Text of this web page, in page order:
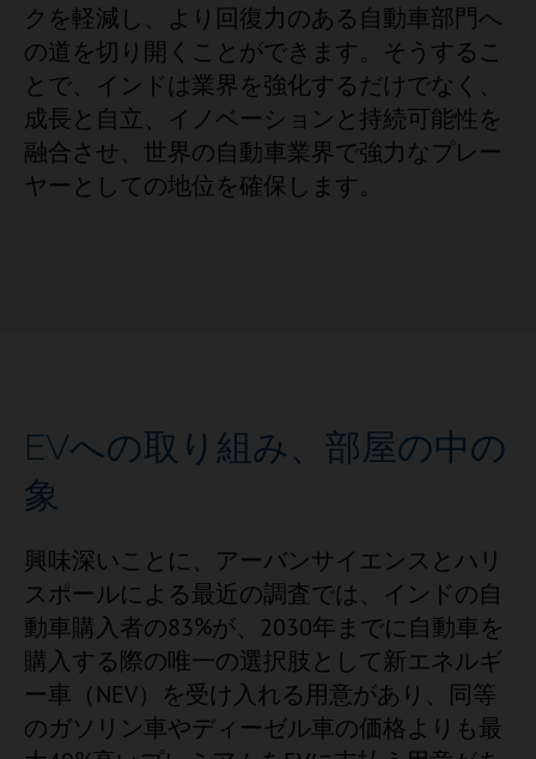
クを軽減し、より回復力のある自動車部門へ
の道を切り開くことができます。そうするこ
とで、インドは業界を強化するだけでなく、
成長と自立、イノベーションと持続可能性を
融合させ、世界の自動車業界で強力なプレー
ヤーとしての地位を確保します。
EVへの取り組み、部屋の中の
象
興味深いことに、アーバンサイエンスとハリ
スポールによる最近の調査では、インドの自
動車購入者の83%が、2030年までに自動車を
購入する際の唯一の選択肢として新エネルギ
ー車（NEV）を受け入れる用意があり、同等
のガソリン車やディーゼル車の価格よりも最